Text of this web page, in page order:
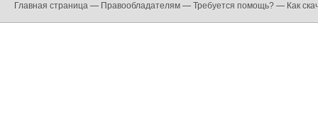
Главная страница — Правообладателям — Требуется помощь? — Как